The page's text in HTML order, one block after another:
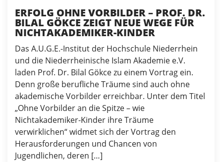
ERFOLG OHNE VORBILDER – PROF. DR.
BILAL GÖKCE ZEIGT NEUE WEGE FÜR
NICHTAKADEMIKER-KINDER
Das A.U.G.E.-Institut der Hochschule Niederrhein
und die Niederrheinische Islam Akademie e.V.
laden Prof. Dr. Bilal Gökce zu einem Vortrag ein.
Denn große berufliche Träume sind auch ohne
akademische Vorbilder erreichbar. Unter dem Titel
„Ohne Vorbilder an die Spitze – wie
Nichtakademiker-Kinder ihre Träume
verwirklichen“ widmet sich der Vortrag den
Herausforderungen und Chancen von
Jugendlichen, deren […]